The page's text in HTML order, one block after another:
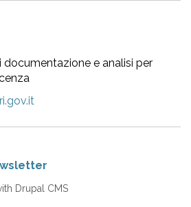
documentazione e analisi per
Drupal CMS